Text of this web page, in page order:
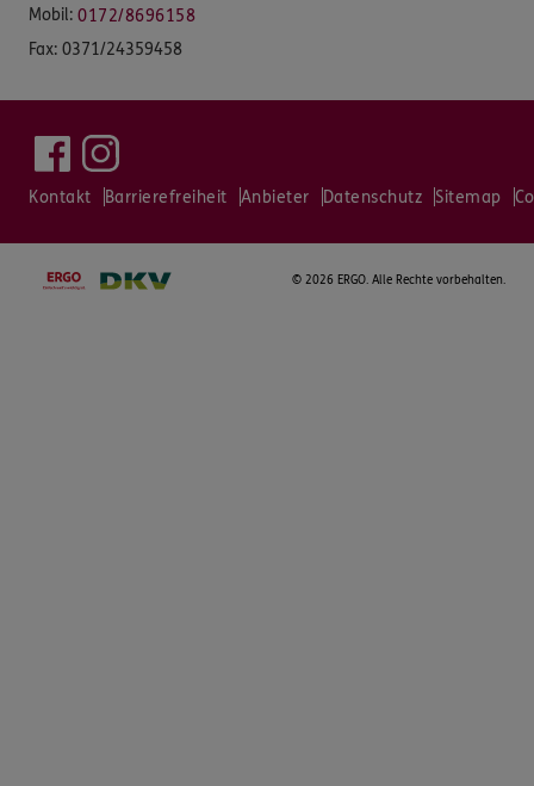
Mobil: 0172/8696158
Fax: 0371/24359458
Kontakt Barrierefreiheit Anbieter Datenschutz Sitemap
© 2026 ERGO. Alle Rechte vorbehalten.